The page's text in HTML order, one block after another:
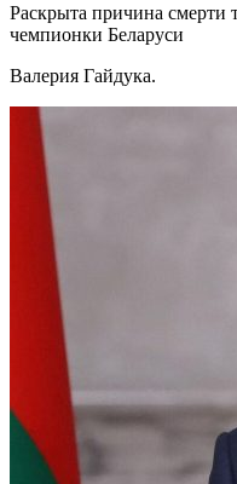
Раскрыта причина смерти
чемпионки Беларуси
Валерия Гайдука.